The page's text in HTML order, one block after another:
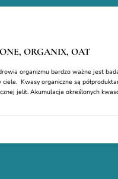
ORGANIX, OAT
organizmu bardzo ważne jest
ciele. Kwasy organiczne są
jelit. Akumulacja określonych